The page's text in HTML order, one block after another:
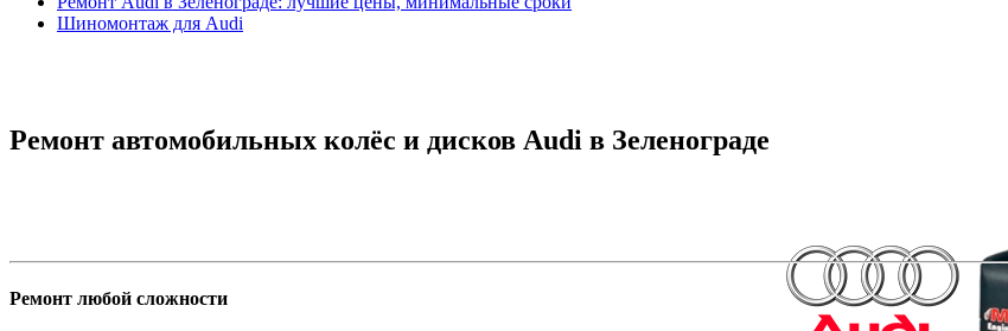
Шиномонтаж для Audi
Ремонт автомобильных колёс и дисков Audi в Зеленограде
Ремонт любой сложности